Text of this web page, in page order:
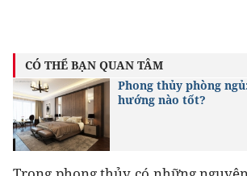
CÓ THỂ BẠN QUAN TÂM
Phong thủy phòng
hướng nào tốt?